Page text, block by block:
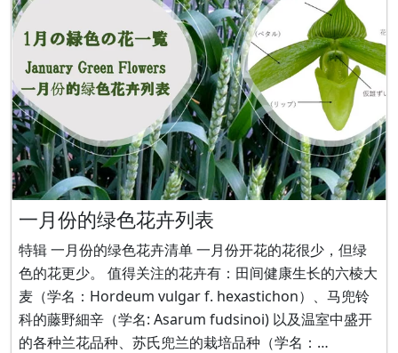
一月份的绿色花卉列表
特辑 一月份的绿色花卉清单 一月份开花的花很少，但绿
色的花更少。 值得关注的花卉有：田间健康生长的六棱大
麦（学名：Hordeum vulgar f. hexastichon）、马兜铃
科的藤野細辛（学名: Asarum fudsinoi) 以及温室中盛开
的各种兰花品种、苏氏兜兰的栽培品种（学名：